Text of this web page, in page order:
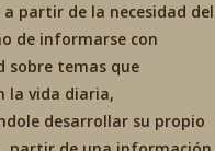
a partir de la necesidad del
de informarse con
sobre temas que
la vida diaria,
desarrollar su propio